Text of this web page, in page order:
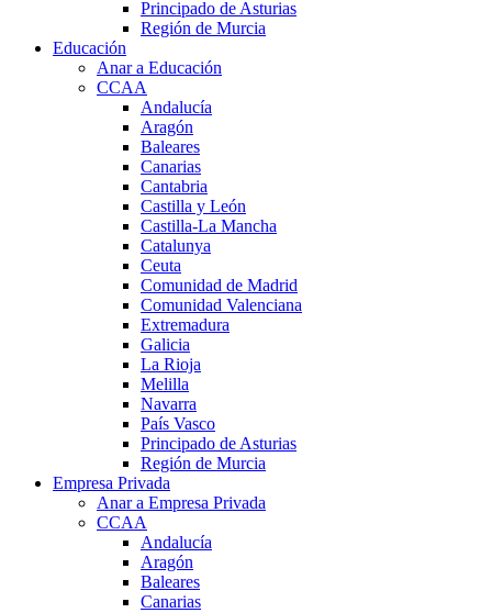
Principado de Asturias
Región de Murcia
Educación
Anar a Educación
CCAA
Andalucía
Aragón
Baleares
Canarias
Cantabria
Castilla y León
Castilla-La Mancha
Catalunya
Ceuta
Comunidad de Madrid
Comunidad Valenciana
Extremadura
Galicia
La Rioja
Melilla
Navarra
País Vasco
Principado de Asturias
Región de Murcia
Empresa Privada
Anar a Empresa Privada
CCAA
Andalucía
Aragón
Baleares
Canarias